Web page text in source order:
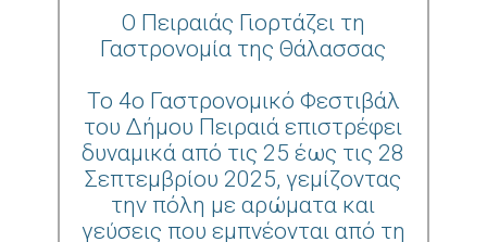
Ο Πειραιάς Γιορτάζει τη
Γαστρονομία της Θάλασσας
Το 4ο Γαστρονομικό Φεστιβάλ
του Δήμου Πειραιά επιστρέφει
δυναμικά από τις 25 έως τις 28
Σεπτεμβρίου 2025, γεμίζοντας
την πόλη με αρώματα και
γεύσεις που εμπνέονται από τη